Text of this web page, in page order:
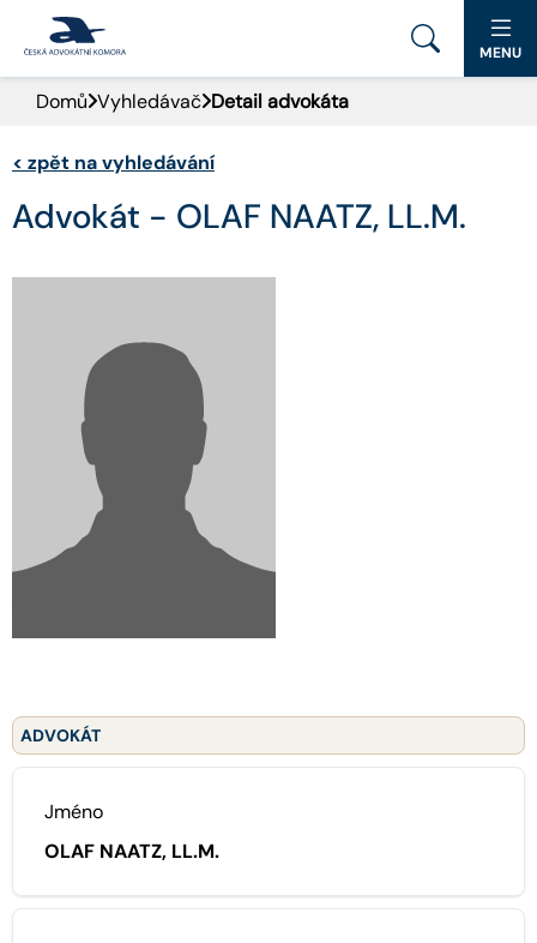
PORTÁL ČAK
DOMŮ
AKTUALITY
PRO VEŘEJNOST
ADVOKÁTNÍ DENÍK
KONTAKT
MENU
Domů Vyhledávač Detail advokáta
< zpět na vyhledávání
Advokát - OLAF NAATZ, LL.M.
ADVOKÁT
Jméno
OLAF NAATZ, LL.M.